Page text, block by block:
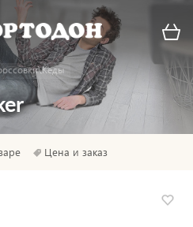
Цена и заказ